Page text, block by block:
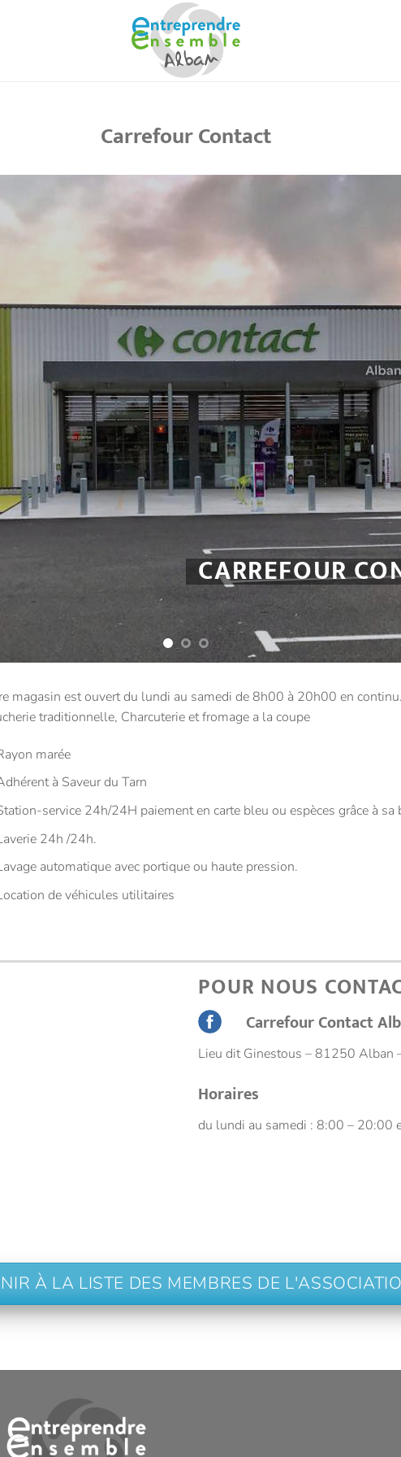
Carrefour Contact
CARREFOUR
magasin est ouvert du lundi au samedi de 8h00 à 20h00 en continu.
traditionnelle, Charcuterie et fromage a la coupe
marée
à Saveur du Tarn
service 24h/24H paiement en carte bleu ou espèces grâce à sa
24h /24h.
automatique avec portique ou haute pression.
de véhicules utilitaires
POUR NOUS
Carrefour Contact
Lieu dit Ginestous – 81250
Horaires
du lundi au samedi : 8:00 – 20:00
À LA LISTE DES MEMBRES DE